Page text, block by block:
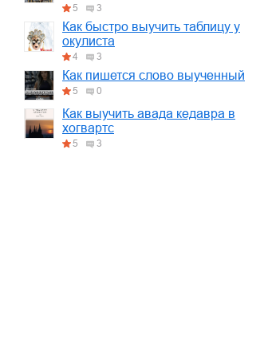
5 3
Как быстро выучить таблицу у
окулиста
4 3
Как пишется слово выученный
5 0
Как выучить авада кедавра в
хогвартс
5 3